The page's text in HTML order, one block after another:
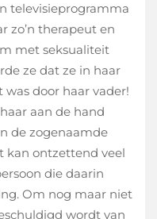
televisieprogramma
zo’n therapeut en
met seksualiteit
ze dat ze in haar
door haar vader!
aan de hand
de zogenaamde
kan ontzettend veel
die daarin
Om nog maar niet
wordt van